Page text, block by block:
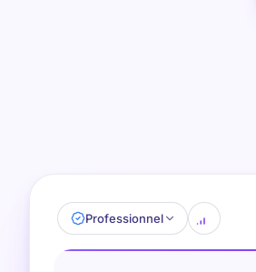
Professionnel